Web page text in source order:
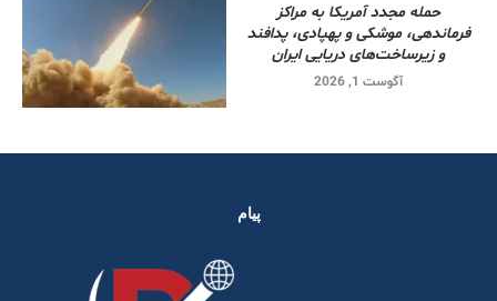
حمله مجدد آمریکا به مراکز
فرماندهی، موشکی و پهپادی، پدافند
و زیرساخت‌های دریایی ایران
آگوست 1, 2026
پیام